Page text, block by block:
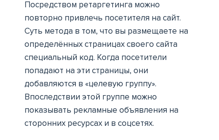
Посредством ретаргетинга можно
повторно привлечь посетителя на сайт.
Суть метода в том, что вы размещаете на
определённых страницах своего сайта
специальный код. Когда посетители
попадают на эти страницы, они
добавляются в «целевую группу».
Впоследствии этой группе можно
показывать рекламные объявления на
сторонних ресурсах и в соцсетях.